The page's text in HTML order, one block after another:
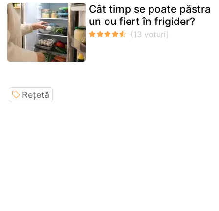
Cât timp se poate păstra
un ou fiert în frigider?
Rețetă